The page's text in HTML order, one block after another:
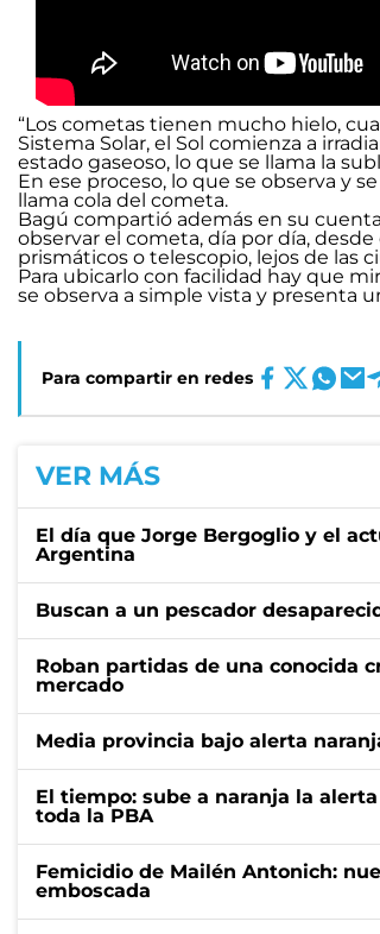
“Los cometas tienen mucho hielo,
Sistema Solar, el Sol comienza a
estado gaseoso, lo que se llama la
En ese proceso, lo que se observa y
llama cola del cometa.
Bagú compartió además en su
observar el cometa, día por día,
prismáticos o telescopio, lejos de las
Para ubicarlo con facilidad hay que
se observa a simple vista y presenta
Para compartir en redes
VER MÁS
El día que Jorge Bergoglio y el
Argentina
Buscan a un pescador
Roban partidas de una conocida
mercado
Media provincia bajo alerta
El tiempo: sube a naranja la
toda la PBA
Femicidio de Mailén Antonich:
emboscada